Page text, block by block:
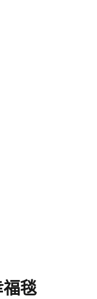
毯